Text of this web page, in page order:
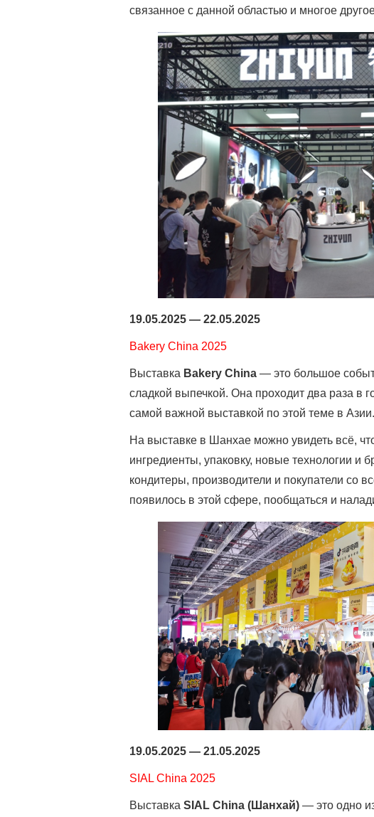
связанное с данной областью и многое
19.05.2025 — 22.05.2025
Bakery China 2025
Выставка Bakery China — это большое
сладкой выпечкой. Она проходит два раза в
самой важной выставкой по этой теме в Азии.
На выставке в Шанхае можно увидеть всё,
ингредиенты, упаковку, новые технологии
кондитеры, производители и покупатели со
появилось в этой сфере, пообщаться и
19.05.2025 — 21.05.2025
SIAL China 2025
Выставка SIAL China (Шанхай) — это одно